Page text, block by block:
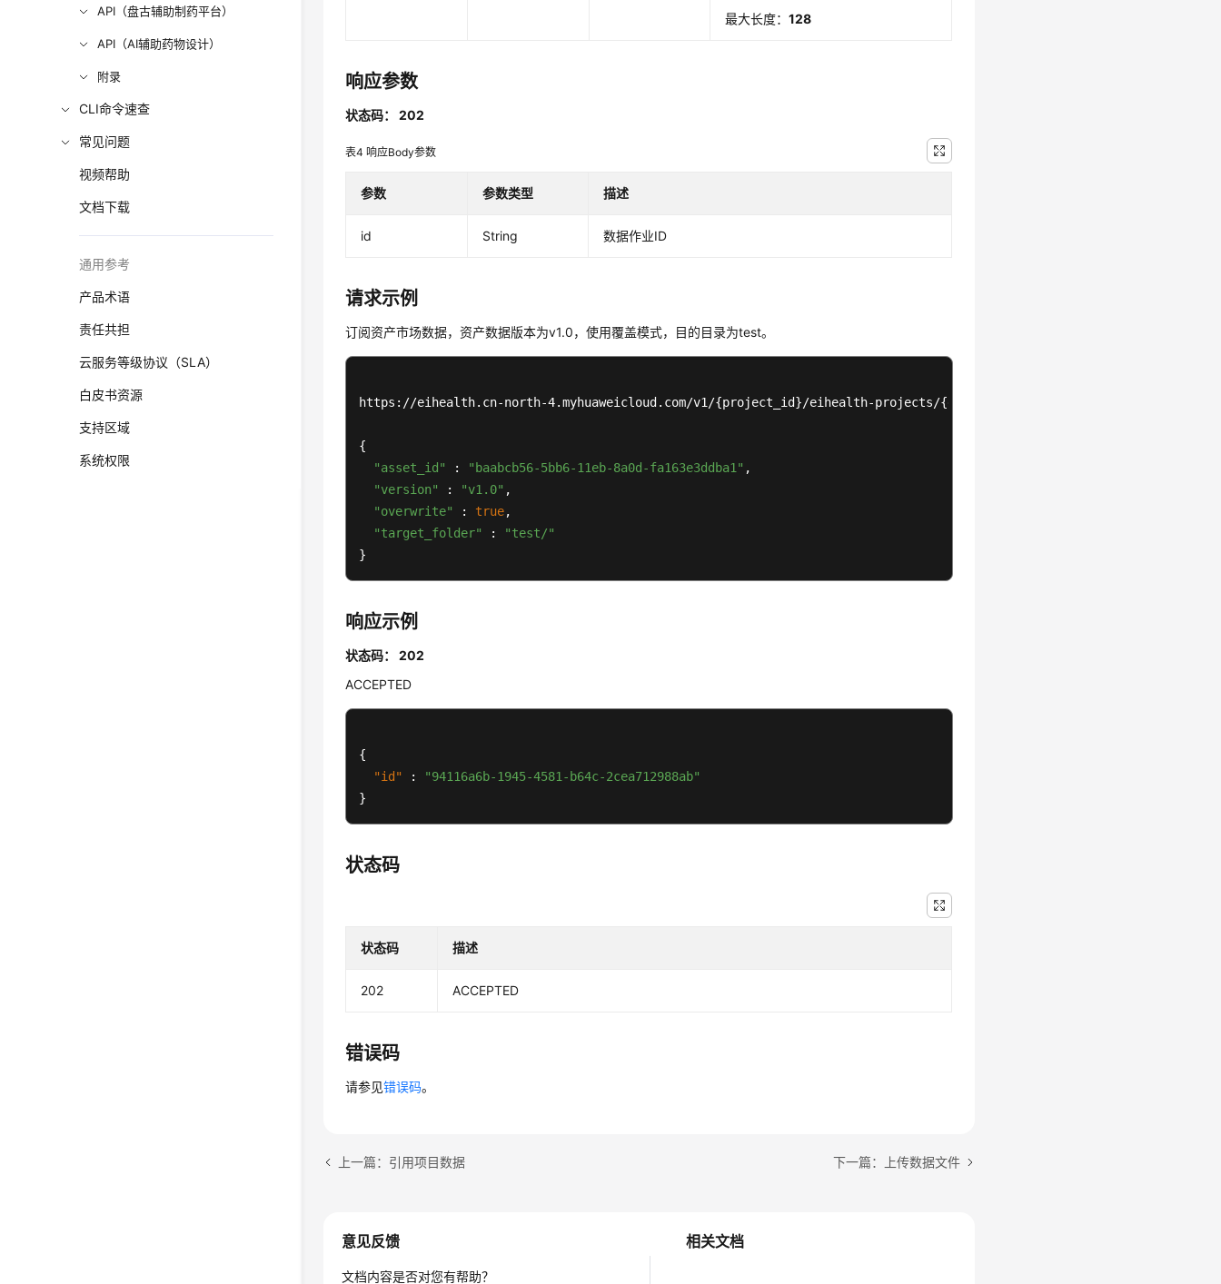
API（盘古辅助制药平台）
API（AI辅助药物设计）
附录
CLI命令速查
常见问题
视频帮助
文档下载
通用参考
产品术语
责任共担
云服务等级协议（SLA）
白皮书资源
支持区域
系统权限
最大长度：128
响应参数
状态码： 202
表4响应Body参数
参数 参数类型 描述
id String 数据作业ID
请求示例
订阅资产市场数据，资产数据版本为v1.0，使用覆盖模式，目的目录为test。
https://eihealth.cn-north-4.myhuaweicloud.com/v1/{project_id}/eihealth-projects/{eihealth_project_id}/datas/subscribe
{
"asset_id"
: "baabcb56-5bb6-11eb-8a0d-fa163e3ddba1" ,
"version"
: "v1.0" ,
"overwrite"
: true,
"target_folder"
:
"test/"
}
响应示例
状态码： 202
ACCEPTED
{
"id"
:
"94116a6b-1945-4581-b64c-2cea712988ab"
}
状态码
状态码 描述
202 ACCEPTED
错误码
请参见错误码。
上一篇：引用项目数据 下一篇：上传数据文件
相关文档
意见反馈
文档内容是否对您有帮助？